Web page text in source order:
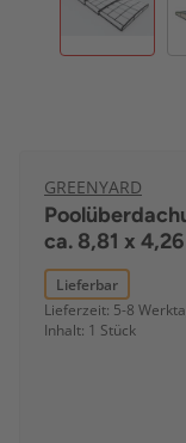
GREENYARD
ca. 8,81 x
Lieferbar
Lieferzeit: 5-8
Inhalt: 1 Stück